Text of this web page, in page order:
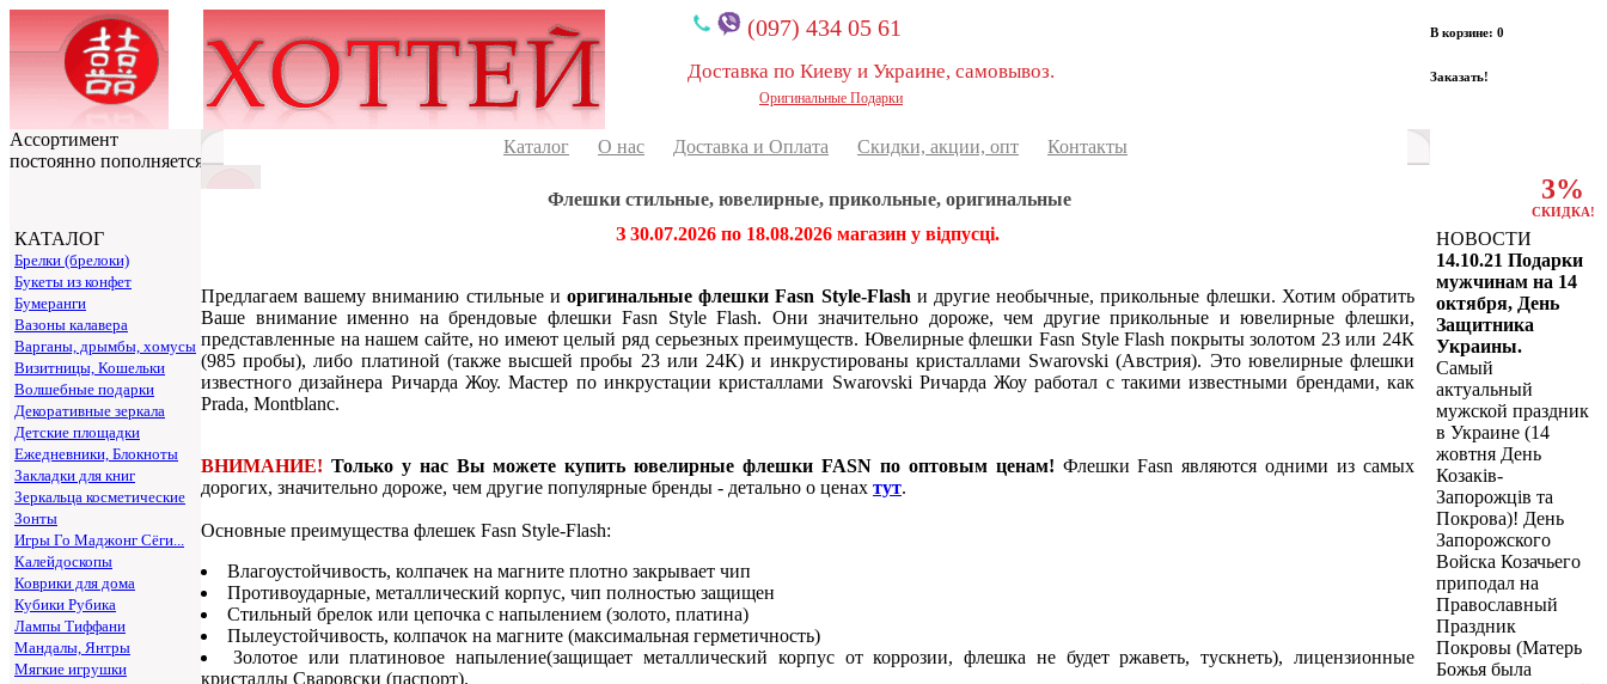
(097) 434 05 61
Доставка по Киеву и Украине, самовывоз.
Оригинальные Подарки
В корзине: 0
Заказать!
Ассортимент
постоянно пополняется
КАТАЛОГ
Брелки (брелоки)
Букеты из конфет
Бумеранги
Вазоны калавера
Варганы, дрымбы, хомусы
Визитницы, Кошельки
Волшебные подарки
Декоративные зеркала
Детские площадки
Ежедневники, Блокноты
Закладки для книг
Зеркальца косметические
Зонты
Игры Го Маджонг Сёги...
Калейдоскопы
Коврики для дома
Кубики Рубика
Лампы Тиффани
Мандалы, Янтры
Мягкие игрушки
Каталог О нас Доставка и Оплата Скидки, акции, опт Контакты
Флешки стильные, ювелирные, прикольные, оригинальные
З 30.07.2026 по 18.08.2026 магазин у відпусці.
Предлагаем вашему вниманию стильные и оригинальные флешки Fasn Style-Flash и другие необычные, прикольные флешки. Хотим обратить
Ваше внимание именно на брендовые флешки Fasn Style Flash. Они значительно дороже, чем другие прикольные и ювелирные флешки,
представленные на нашем сайте, но имеют целый ряд серьезных преимуществ. Ювелирные флешки Fasn Style Flash покрыты золотом 23 или 24К
(985 пробы), либо платиной (также высшей пробы 23 или 24К) и инкрустированы кристаллами Swarovski (Австрия). Это ювелирные флешки
известного дизайнера Ричарда Жоу. Мастер по инкрустации кристаллами Swarovski Ричарда Жоу работал с такими известными брендами, как
Prada, Montblanc.
ВНИМАНИЕ! Только у нас Вы можете купить ювелирные флешки FASN по оптовым ценам! Флешки Fasn являются одними из самых
дорогих, значительно дороже, чем другие популярные бренды - детально о ценах тут.
Основные преимущества флешек Fasn Style-Flash:
Влагоустойчивость, колпачек на магните плотно закрывает чип
Противоударные, металлический корпус, чип полностью защищен
Стильный брелок или цепочка с напылением (золото, платина)
Пылеустойчивость, колпачок на магните (максимальная герметичность)
Золотое или платиновое напыление(защищает металлический корпус от коррозии, флешка не будет ржаветь, тускнеть), лицензионные
кристаллы Сваровски (паспорт).
3%
СКИДКА!
НОВОСТИ
14.10.21 Подарки
мужчинам на 14
октября, День
Защитника
Украины.
Самый
актуальный
мужской праздник
в Украине (14
жовтня День
Козаків-
Запорожців та
Покрова)! День
Запорожского
Войска Козачьего
приподал на
Православный
Праздник
Покровы (Матерь
Божья была